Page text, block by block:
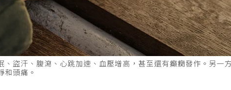
盜汗、腹瀉、心跳加速、血壓增高，甚至還有癲癇發作。另一
和頭痛。